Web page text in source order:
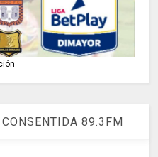
89.3FM